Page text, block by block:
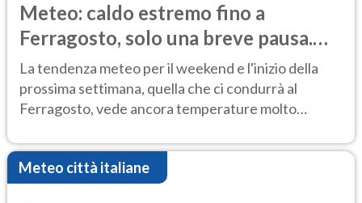
Meteo: caldo estremo fino a
Ferragosto, solo una breve pausa.
Ecco dove
La tendenza meteo per il weekend e l'inizio della
prossima settimana, quella che ci condurrà al
Ferragosto, vede ancora temperature molto
Meteo città italiane